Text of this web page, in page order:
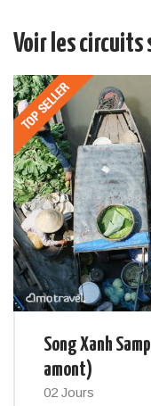
Voir les circuits
Song Xanh
amont)
02 Jours